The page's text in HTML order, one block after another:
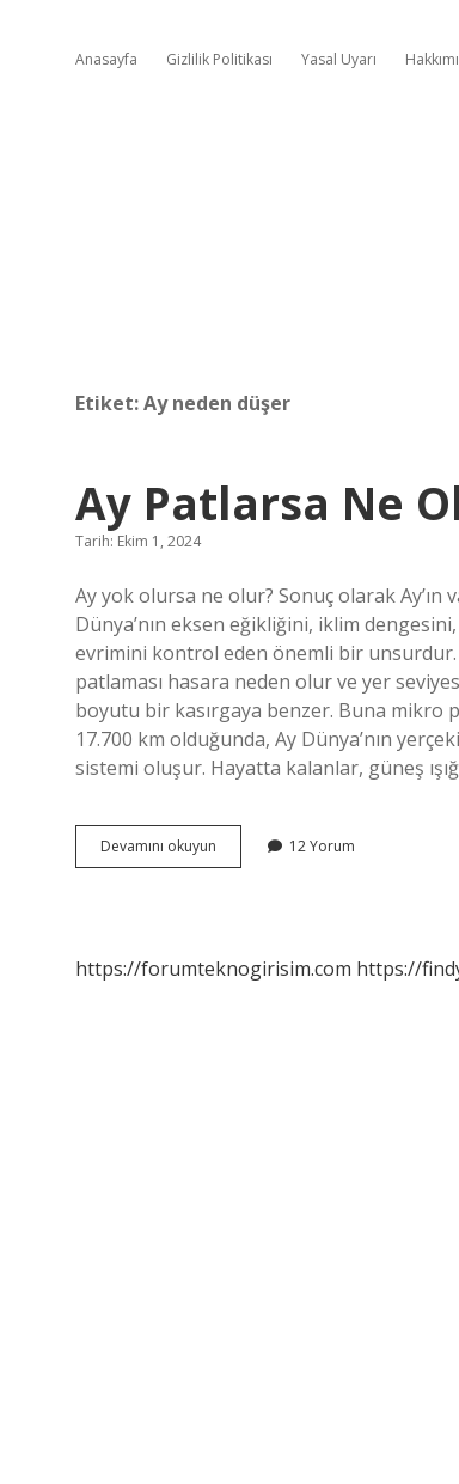
Anasayfa Gizlilik Politikası Yasal Uyarı
Etiket:Ay neden düşer
Ay Patlarsa Ne
Tarih: Ekim 1, 2024
Ay yok olursa ne olur? Sonuç olarak Ay’ın
Dünya’nın eksen eğikliğini, iklim
evrimini kontrol eden önemli bir unsurdur.
patlaması hasara neden olur ve yer
boyutu bir kasırgaya benzer. Buna mikro
17.700 km olduğunda, Ay Dünya’nın
sistemi oluşur. Hayatta kalanlar, güneş
Devamını okuyun
Patlarsa
12 Yorum
https://forumteknogirisim.com https://